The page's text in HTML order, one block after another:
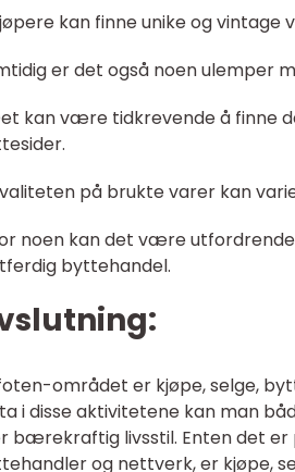
kan finne unike og vintage
er det også noen ulemper
kan være tidkrevende å finne
på brukte varer kan
noen kan det være
byttehandel.
området er kjøpe, selge,
i disse aktivitetene kan man
bærekraftig livsstil. Enten det
og nettverk, er kjøpe,